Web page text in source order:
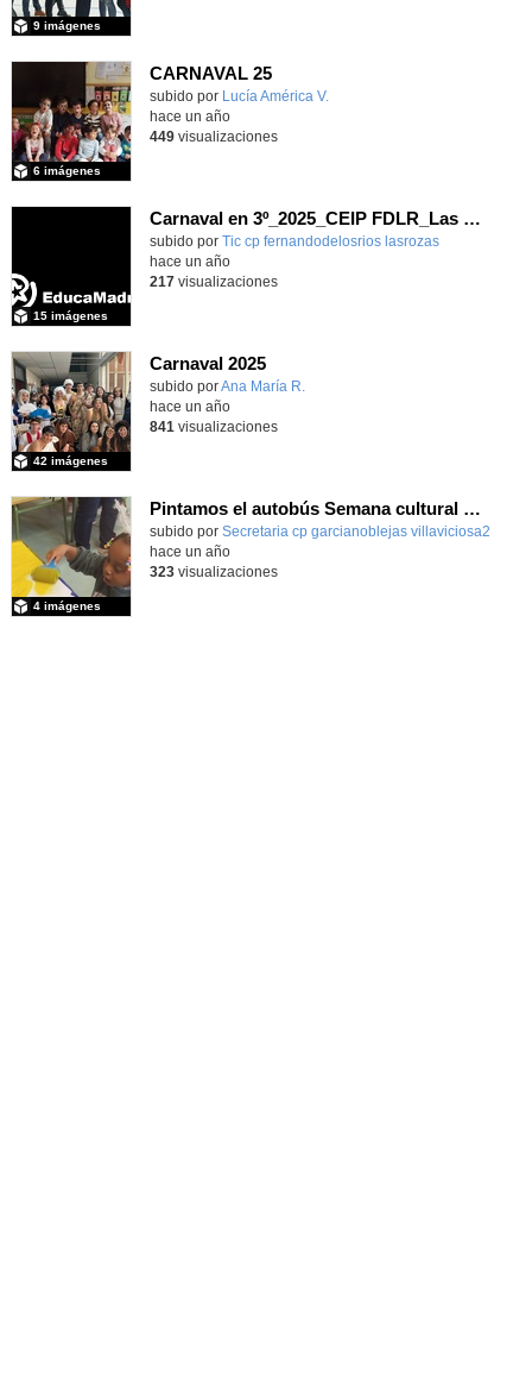
9 imágenes
CARNAVAL 25
Contenido educativo.
subido por Lucía América V.
6 imágenes
hace un año
449visualizaciones
Carnaval en 3º_2025_CEIP FDLR_Las Rozas
Contenido educativo.
subido por Tic cp fernandodelosrios lasrozas
15 imágenes
-
hace un año
217visualizaciones
Carnaval 2025
Contenido educativo.
subido porAna María R.
42 imágenes
hace un año
841 visualizaciones
Pintamos el autobús Semana cultural Carnaval 3 años curso 2024/25
Contenido educativo.
subido por Secretaria cp garcianoblejas villaviciosa2
4 imágenes
hace un año
323visualizaciones